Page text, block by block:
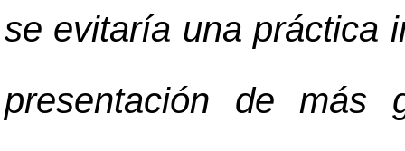
se evitaría una práctica
presentación de más